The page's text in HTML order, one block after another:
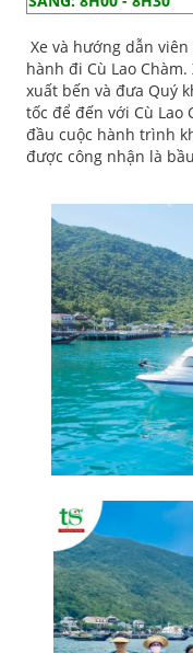
Xe và hướng dẫn
hành đi Cù Lao
xuất bến và đưa Quý
tốc để đến với Cù Lao
đầu cuộc hành trình
được công nhận là